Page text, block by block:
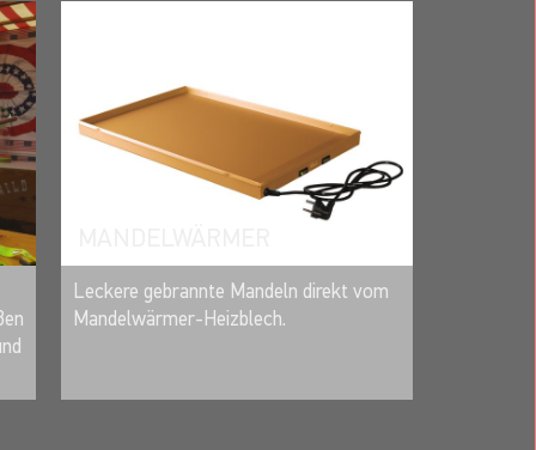
MERKEN
Leckere gebrannte Mandeln direkt vom
Mandelwärmer-Heizblech.